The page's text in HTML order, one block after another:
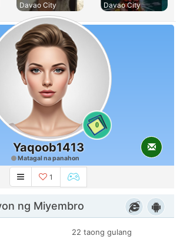
Davao City
Davao City
0
Yaqoob1413
Matagal na panahon
1
ng Miyembro
22 taong gulang